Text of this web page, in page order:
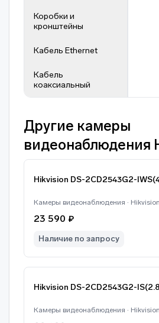
Коробки и
кронштейны
Кабель Ethernet
Кабель
коаксиальный
Другие камеры
видеонаблюдения
Hikvision DS-2CD2543G2-
Камеры видеонаблюдения · Hikvision
23 590 ₽
Наличие по запросу
Hikvision DS-2CD2543G2-
Камеры видеонаблюдения · Hikvision